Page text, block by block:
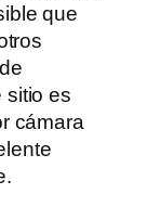
que
sitio es
cámara